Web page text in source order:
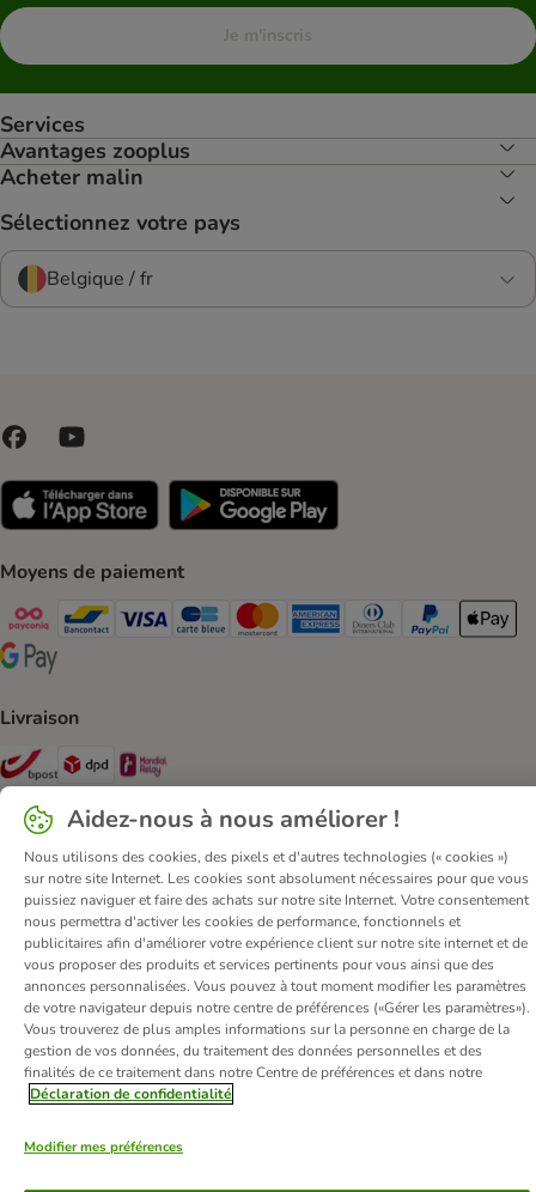
Je m'inscris
Services
Avantages zooplus
Acheter malin
Sélectionnez votre pays
Belgique / fr
Moyens de paiement
Payconiq Payment Method
bancontact Payment Method
Visa Payment Method
carte bleue Payment Method
Master card Payment Method
American express Payment
Diners club Payment
Paypal Payment
Apple
Google Pay Payment Method
Livraison
Bpost Shipping Method
DPD Shipping Method
Sécurité
Security
Qui sommes-nous ? Emplois
Corporate website
Mentions légales
Conditions Générales de Vente
DSA
Renoncer au contrat ici
Élimination des déchets
Contact
Frais et délai de livraison
Confidentialité
Moyens de paiement
© zooplus SE2026
Aidez-nous à nous améliorer !
Nous utilisons des cookies, des pixels et d'autres technologies (« cookies »)
sur notre site Internet. Les cookies sont absolument nécessaires pour que vous
puissiez naviguer et faire des achats sur notre site Internet. Votre consentement
nous permettra d'activer les cookies de performance, fonctionnels et
publicitaires afin d'améliorer votre expérience client sur notre site internet et de
vous proposer des produits et services pertinents pour vous ainsi que des
annonces personnalisées. Vous pouvez à tout moment modifier les paramètres
de votre navigateur depuis notre centre de préférences («Gérer les paramètres»).
Vous trouverez de plus amples informations sur la personne en charge de la
gestion de vos données, du traitement des données personnelles et des
finalités de ce traitement dans notre Centre de préférences et dans notre
Déclaration de confidentialité
Modifier mes préférences